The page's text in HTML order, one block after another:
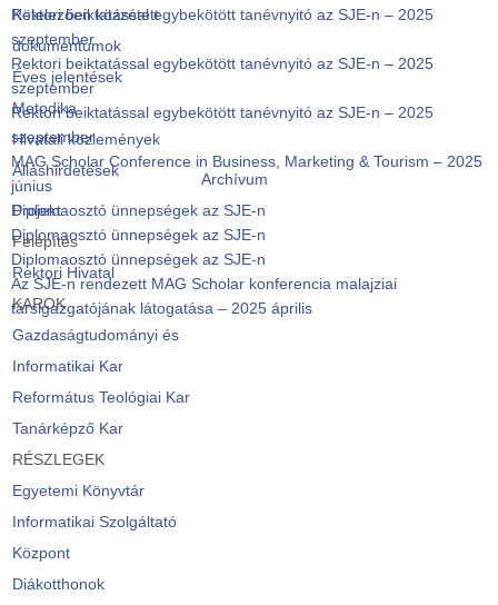
Kötelezően közzétett
dokumentumok
Éves jelentések
Metodika
Hivatali közlemények
Álláshirdetések
Archívum
Projekt
Felépítés
Rektori Hivatal
KAROK
Gazdaságtudományi és
Informatikai Kar
Református Teológiai Kar
Tanárképző Kar
RÉSZLEGEK
Egyetemi Könyvtár
Informatikai Szolgáltató
Központ
Diákotthonok
Rektori beiktatással egybekötött tanévnyitó az SJE-n – 2025
szeptember
Rektori beiktatással egybekötött tanévnyitó az SJE-n – 2025
szeptember
Rektori beiktatással egybekötött tanévnyitó az SJE-n – 2025
szeptember
MAG Scholar Conference in Business, Marketing & Tourism – 2025
június
Diplomaosztó ünnepségek az SJE-n
Diplomaosztó ünnepségek az SJE-n
Diplomaosztó ünnepségek az SJE-n
Az SJE-n rendezett MAG Scholar konferencia malajziai
társigazgatójának látogatása – 2025 április